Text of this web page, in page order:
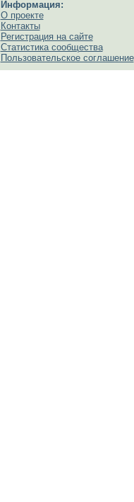
Информация:
О проекте
Контакты
Регистрация на сайте
Статистика сообщества
Пользовательское соглашение